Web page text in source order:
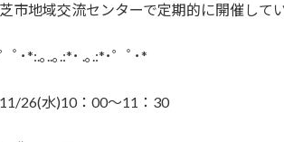
市地域交流センターで定期的に開催して
ﾟ･*:.｡..｡.:*･ .｡.:*･゜ﾟ･*
11/26(水)10：00～11：30